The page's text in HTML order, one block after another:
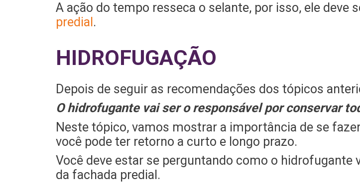
A ação do tempo resseca o selante, por isso, ele deve
predial .
HIDROFUGAÇÃO
Depois de seguir as recomendações dos tópicos
O hidrofugante vai ser o responsável por conservar
Neste tópico, vamos mostrar a importância de se
você pode ter retorno a curto e longo prazo.
Você deve estar se perguntando como o
da fachada predial.